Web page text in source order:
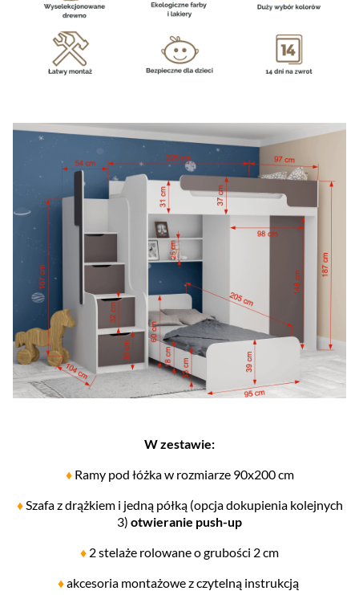
W zestawie:
♦Ramy pod łóżka w rozmiarze 90x200 cm
♦ Szafa z drążkiem i jedną półką (opcja dokupienia kolejnych
3) otwieranie push-up
♦ 2 stelaże rolowane o grubości 2 cm
♦akcesoria montażowe z czytelną instrukcją